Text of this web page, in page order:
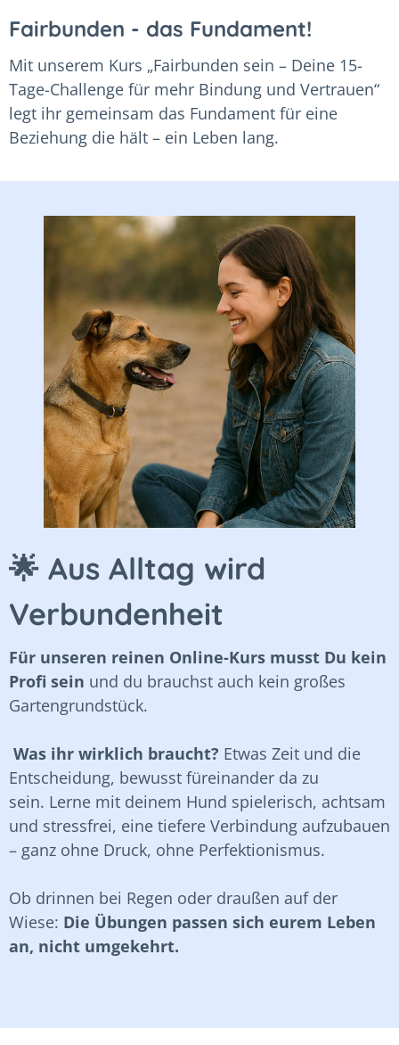
Fairbunden - das Fundament!
Mit unserem Kurs „Fairbunden sein – Deine 15-
Tage-Challenge für mehr Bindung und Vertrauen“
legt ihr gemeinsam das Fundament für eine
Beziehung die hält – ein Leben lang.
🌟 Aus Alltag wird
Verbundenheit
Für unseren reinen Online-Kurs musst Du kein
Profi sein und du brauchst auch kein großes
Gartengrundstück.
Was ihr wirklich braucht? Etwas Zeit und die
Entscheidung, bewusst füreinander da zu
sein. Lerne mit deinem Hund spielerisch, achtsam
und stressfrei, eine tiefere Verbindung aufzubauen
– ganz ohne Druck, ohne Perfektionismus.
Ob drinnen bei Regen oder draußen auf der
Wiese: Die Übungen passen sich eurem Leben
an, nicht umgekehrt.